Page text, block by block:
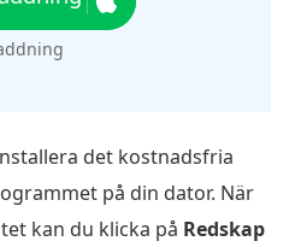
det kostnadsfria
på din dator. När
kan du klicka på Redskap